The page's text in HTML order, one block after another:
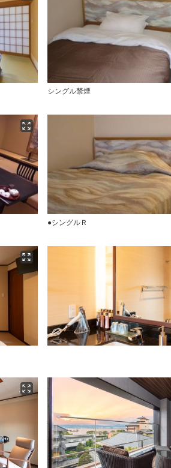
シングル禁煙
●シングルＲ